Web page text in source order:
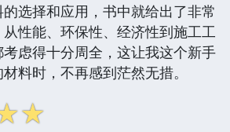
选择和应用，书中就给出了非常
性能、环保性、经济性到施工工
虑得十分周全，这让我这个新手
料时，不再感到茫然无措。
☆